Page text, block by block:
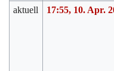
aktuell
17:55, 10. Apr.